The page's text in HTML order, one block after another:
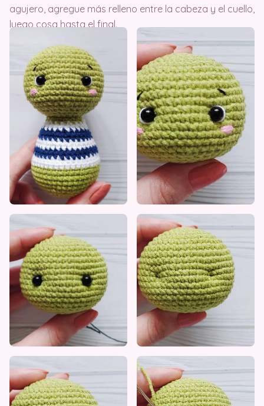
agujero, agregue más relleno entre la cabeza y el cuello,
luego cosa hasta el final.